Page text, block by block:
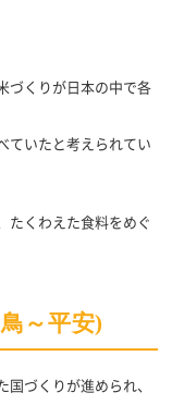
づくりが日本の中で各
ていたと考えられてい
たくわえた食料をめぐ
～平安)
国づくりが進められ、